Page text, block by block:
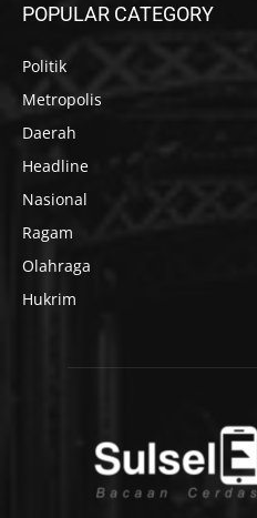
POPULAR CATEGORY
Politik
Metropolis
Daerah
Headline
Nasional
Ragam
Olahraga
Hukrim